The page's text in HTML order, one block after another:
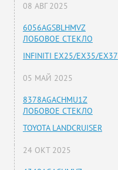
08 АВГ 2025
6056AGSBLHMVZ
ЛОБОВОЕ СТЕКЛО
INFINITI EX25/EX35/EX37
05 МАЙ 2025
8378AGACHMU1Z
ЛОБОВОЕ СТЕКЛО
TOYOTA LANDCRUISER
24 ОКТ 2025